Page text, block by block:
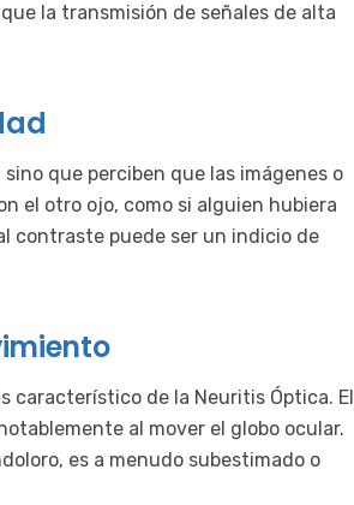
la transmisión de señales de alta
que perciben que las imágenes o
el otro ojo, como si alguien hubiera
contraste puede ser un indicio de
característico de la Neuritis Óptica. El
al mover el globo ocular.
es a menudo subestimado o